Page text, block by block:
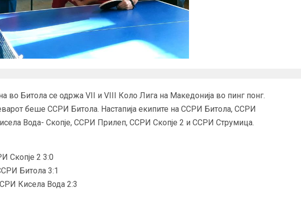
во Битола се одржа VII и VIII Коло Лига на Македонија во пинг понг.
беше ССРИ Битола. Настапија екипите на ССРИ Битола, ССРИ
Вода- Скопје, ССРИ Прилеп, ССРИ Скопје 2 и ССРИ Струмица.
Скопје 2 3:0
Битола 3:1
Кисела Вода 2:3